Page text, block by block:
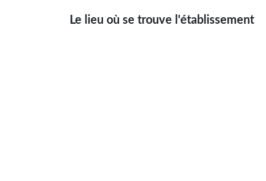
Le lieu où se trouve l'établissement